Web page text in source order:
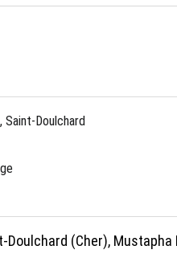
Doulchard
Doulchard (Cher),